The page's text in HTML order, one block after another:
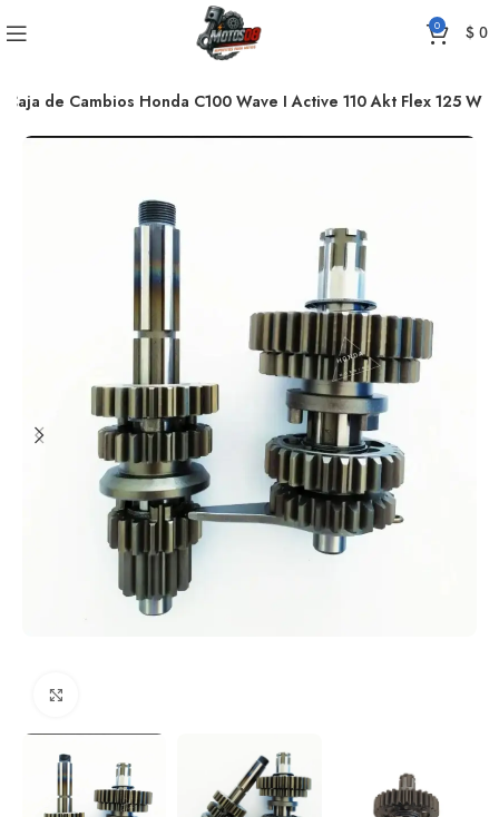
0 $0
Caja de Cambios Honda C100 Wave I Active 110 Akt Flex 125 W